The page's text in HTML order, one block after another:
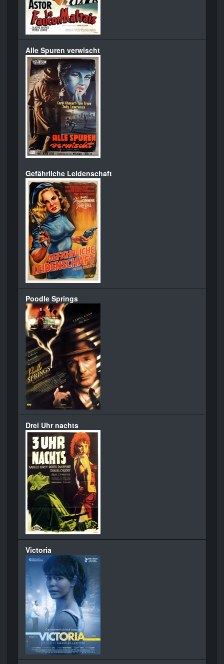
Alle Spuren verwischt
Gefährliche Leidenschaft
Poodle Springs
Drei Uhr nachts
Victoria